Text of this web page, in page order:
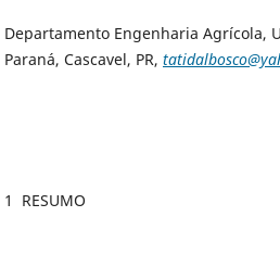
Departamento Engenharia Agrícola,
Paraná, Cascavel, PR,
1 RESUMO